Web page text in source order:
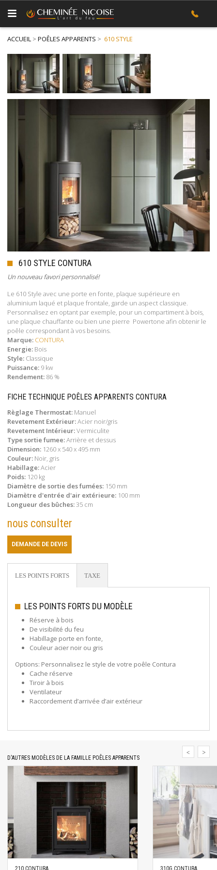
ACCUEIL > POÊLES APPARENTS > 610 STYLE
610 STYLE CONTURA
Un nouveau favori personnalisé!
Le 610 Style avec une porte en fonte, plaque supérieure en
aluminium laqué et plaque frontale, garde un aspect classique.
Personnalisez en optant par exemple, pour un compartiment à bois,
une plaque chauffante ou bien une pierre Powertone afin obtenir le
poêle correspondant à vos besoins.
Marque: CONTURA
Energie: Bois
Style: Classique
Puissance: 9 kw
Rendement: 86 %
FICHE TECHNIQUE POÊLES APPARENTS CONTURA
Règlage Thermostat: Manuel
Revetement Extérieur:Acier noir/gris
Revetement Intérieur:Vermiculite
Type sortie fumee:Arrière et dessus
Dimension: 1260 x 540 x 495 mm
Couleur: Noir, gris
Habillage:Acier
Poids: 120 kg
Diamètre de sortie des fumées: 150 mm
Diamètre d'entrée d'air extérieure: 100 mm
Longueur des bûches:35 cm
nous consulter
DEMANDE DE DEVIS
LES POINTS FORTS TAXE
LES POINTS FORTS DU MODÈLE
Réserve à bois
De visibilité du feu
Habillage porte en fonte,
Couleur acier noir ou gris
Options: Personnalisez le style de votre poêle Contura
Cache réserve
Tiroir à bois
Ventilateur
Raccordement d’arrivée d’air extérieur
D'AUTRES MODÈLES DE LA FAMILLE POÊLES APPARENTS
210 CONTURA 310G CONTURA